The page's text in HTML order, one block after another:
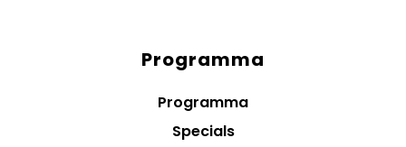
Programma
Programma
Specials